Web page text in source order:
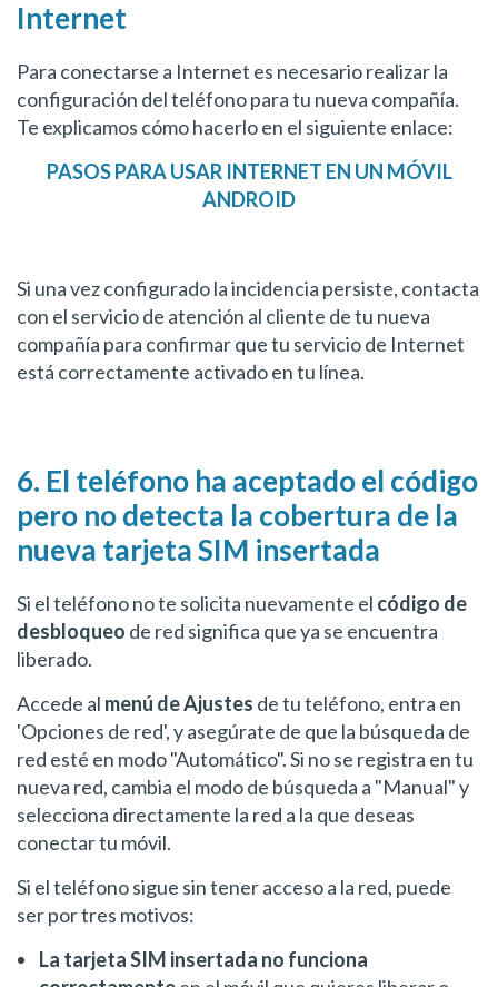
Internet
Para conectarse a Internet es necesario realizar la
configuración del teléfono para tu nueva compañía.
Te explicamos cómo hacerlo en el siguiente enlace:
PASOS PARA USAR INTERNET EN UN MÓVIL
ANDROID
Si una vez configurado la incidencia persiste, contacta
con el servicio de atención al cliente de tu nueva
compañía para confirmar que tu servicio de Internet
está correctamente activado en tu línea.
6. El teléfono ha aceptado el código
pero no detecta la cobertura de la
nueva tarjeta SIM insertada
Si el teléfono no te solicita nuevamente el código de
desbloqueo de red significa que ya se encuentra
liberado.
Accede al menú de Ajustes de tu teléfono, entra en
'Opciones de red', y asegúrate de que la búsqueda de
red esté en modo "Automático". Si no se registra en tu
nueva red, cambia el modo de búsqueda a "Manual" y
selecciona directamente la red a la que deseas
conectar tu móvil.
Si el teléfono sigue sin tener acceso a la red, puede
ser por tres motivos:
La tarjeta SIM insertada no funciona